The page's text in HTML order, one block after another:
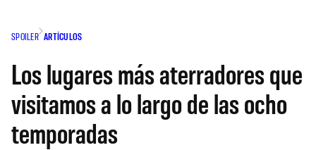
SPOILER ARTÍCULOS
Los lugares más aterradores que
visitamos a lo largo de las ocho
temporadas